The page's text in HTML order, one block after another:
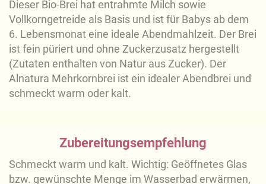
Dieser Bio-Brei hat entrahmte Milch sowie
Vollkorngetreide als Basis und ist für Babys ab dem
6. Lebensmonat eine ideale Abendmahlzeit. Der Brei
ist fein püriert und ohne Zuckerzusatz hergestellt
(Zutaten enthalten von Natur aus Zucker). Der
Alnatura Mehrkornbrei ist ein idealer Abendbrei und
schmeckt warm oder kalt.
Zubereitungsempfehlung
Schmeckt warm und kalt. Wichtig: Geöffnetes Glas
bzw. gewünschte Menge im Wasserbad erwärmen,